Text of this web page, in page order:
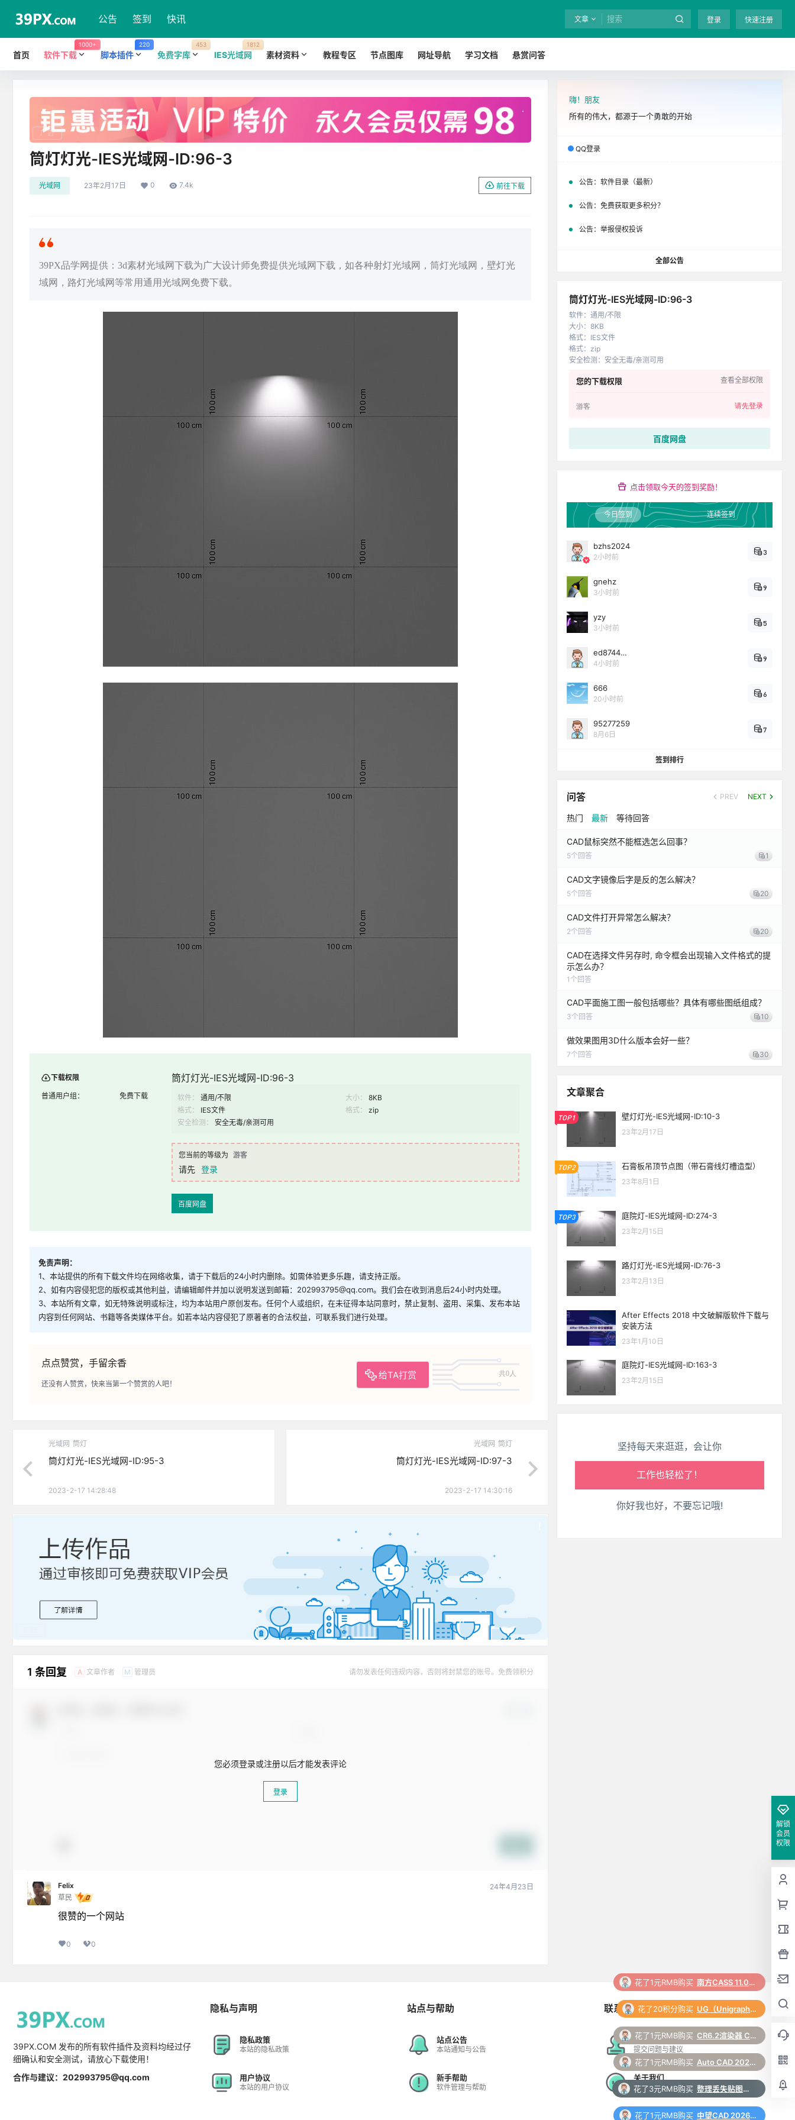
公告 签到 快讯 文章 登录 快速注册
首页 软件下载
1000+
脚本插件
220
免费字库
453
IES光域网
1812
素材资料 教程专区 节点图库 网址导航 学习文档 悬赏问答
. 全站终身免费下载！ 立即开通
广告
筒灯灯光-IES光域网-ID:96-3
光域网 23年2月17日 0 7.4k 前往下载
39PX品学网提供：3d素材光域网下载为广大设计师免费提供光域网下载，如各种射灯光域网，筒灯光域网，壁灯光
域网，路灯光域网等常用通用光域网免费下载。
下载权限
普通用户组： 免费下载
筒灯灯光-IES光域网-ID:96-3
软件： 通用/不限 大小：
8KB
格式：
IES文件 格式：
zip
安全检测：
安全无毒/亲测可用
您当前的等级为 游客
请先 登录
百度网盘
免责声明：
1、本站提供的所有下载文件均在网络收集，请于下载后的24小时内删除。如需体验更多乐趣，请支持正版。
2、如有内容侵犯您的版权或其他利益，请编辑邮件并加以说明发送到邮箱：202993795@qq.com。我们会在收到消息后24小时内处理。
3、本站所有文章，如无特殊说明或标注，均为本站用户原创发布。任何个人或组织，在未征得本站同意时，禁止复制、盗用、采集、发布本站
内容到任何网站、书籍等各类媒体平台。如若本站内容侵犯了原著者的合法权益，可联系我们进行处理。
点点赞赏，手留余香
给TA打赏 共0人
还没有人赞赏，快来当第一个赞赏的人吧！
光域网 筒灯
筒灯灯光-IES光域网-ID:95-3
2023-2-17 14:28:48
光域网 筒灯
筒灯灯光-IES光域网-ID:97-3
2023-2-17 14:30:16
1 条回复 A 文章作者 M 管理员 请勿发表任何违规内容，否则将封禁您的账号。免费领积分
您必须登录或注册以后才能发表评论
登录
Felix
草民
24年4月23日
很赞的一个网站
0 0
嗨！朋友
所有的伟大，都源于一个勇敢的开始
QQ登录
公告： 软件目录（最新）
公告： 免费获取更多积分？
公告： 举报侵权投诉
全部公告
筒灯灯光-IES光域网-ID:96-3
软件： 通用/不限
大小： 8KB
格式： IES文件
格式： zip
安全检测 ： 安全无毒/亲测可用
您的下载权限 查看全部权限
游客 请先登录
百度网盘
点击领取今天的签到奖励！
今日签到 连续签到
bzhs2024
2小时前
3
gnehz
3小时前
9
yzy
3小时前
5
ed8744…
4小时前
9
666
20小时前
6
95277259
8月6日
7
签到排行
问答 PREV NEXT
热门 最新 等待回答
CAD鼠标突然不能框选怎么回事？
5个回答 1
CAD文字镜像后字是反的怎么解决？
5个回答 20
CAD文件打开异常怎么解决？
2个回答 20
CAD在选择文件另存时, 命令框会出现输入文件格式的提
示怎么办？
1 个回答
CAD平面施工图一般包括哪些？具体有哪些图纸组成？
3个回答 10
做效果图用3D什么版本会好一些？
7个回答 30
文章聚合
TOP1 壁灯灯光-IES光域网-ID:10-3
23年2月17日
TOP2 石膏板吊顶节点图（带石膏线灯槽造型）
23年8月1日
TOP3 庭院灯-IES光域网-ID:274-3
23年2月15日
路灯灯光-IES光域网-ID:76-3
23年2月13日
After Effects 2018 中文破解版软件下载与
安装方法
23年1月10日
庭院灯-IES光域网-ID:163-3
23年2月15日
坚持每天来逛逛，会让你
生活也美好了！
走路也有劲了！
腰也不酸了！
工作也轻松了！
你好我也好，不要忘记哦!
解锁
会员
权限
39PX.COM 发布的所有软件插件及资料均经过仔
细确认和安全测试，请放心下载使用！
合作与建议：202993795@qq.com
隐私与声明
隐私政策
本站的隐私政策
用户协议
本站的用户协议
站点与帮助
站点公告
本站通知与公告
新手帮助
软件管理与帮助
联系与合作
在线工单
提交问题与建议
关于我们
更多支持与合作
花了20积分购买 UG（Unigraphics NX）12.0 安装包下载及安装教程
花了1元RMB购买 CR6.2渲染器 Corona 6.2 for 3ds Max（2014-2022）中/英文版下载和安装教程
花了1元RMB购买 Auto CAD 2024 中文64位破解版+安装教程+Win8/10/11版下载
花了3元RMB购买 整理丢失贴图脚本 3Dmax脚本下载
花了1元RMB购买
花了1元RMB购买 Autodesk Revit 2025正式版下载(破解版+注册机)含安装教程